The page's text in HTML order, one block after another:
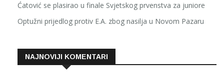
Ćatović se plasirao u finale Svjetskog prvenstva za juniore
Optužni prijedlog protiv E.A. zbog nasilja u Novom Pazaru
NAJNOVIJI KOMENTARI